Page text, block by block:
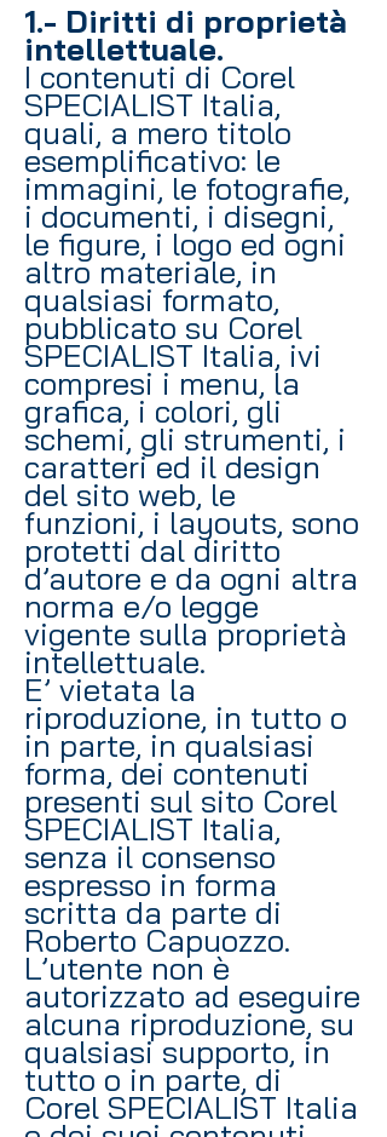
1.- Diritti di proprietà
intellettuale.
I contenuti di Corel
SPECIALIST Italia,
quali, a mero titolo
esemplificativo: le
immagini, le fotografie,
i documenti, i disegni,
le figure, i logo ed ogni
altro materiale, in
qualsiasi formato,
pubblicato su Corel
SPECIALIST Italia, ivi
compresi i menu, la
grafica, i colori, gli
schemi, gli strumenti, i
caratteri ed il design
del sito web, le
funzioni, i layouts, sono
protetti dal diritto
d’autore e da ogni altra
norma e/o legge
vigente sulla proprietà
intellettuale.
E’ vietata la
riproduzione, in tutto o
in parte, in qualsiasi
forma, dei contenuti
presenti sul sito Corel
SPECIALIST Italia,
senza il consenso
espresso in forma
scritta da parte di
Roberto Capuozzo.
L’utente non è
autorizzato ad eseguire
alcuna riproduzione, su
qualsiasi supporto, in
tutto o in parte, di
Corel SPECIALIST Italia